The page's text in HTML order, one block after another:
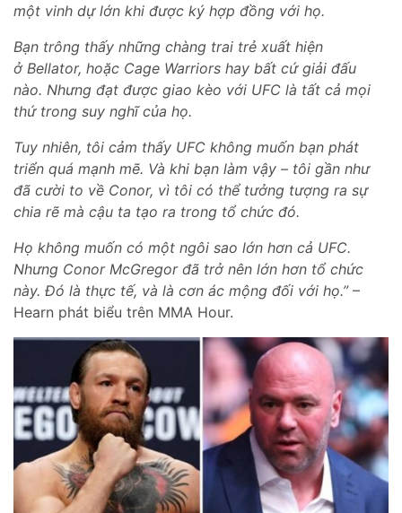
một vinh dự lớn khi được ký hợp đồng với họ.
Bạn trông thấy những chàng trai trẻ xuất hiện
ở Bellator, hoặc Cage Warriors hay bất cứ giải đấu
nào. Nhưng đạt được giao kèo với UFC là tất cả mọi
thứ trong suy nghĩ của họ.
Tuy nhiên, tôi cảm thấy UFC không muốn bạn phát
triển quá mạnh mẽ. Và khi bạn làm vậy – tôi gần như
đã cười to về Conor, vì tôi có thể tưởng tượng ra sự
chia rẽ mà cậu ta tạo ra trong tổ chức đó.
Họ không muốn có một ngôi sao lớn hơn cả UFC.
Nhưng Conor McGregor đã trở nên lớn hơn tổ chức
này. Đó là thực tế, và là cơn ác mộng đối với họ.”–
Hearn phát biểu trên MMA Hour.